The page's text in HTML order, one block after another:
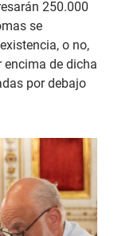
250.000
se
o no,
de dicha
por debajo